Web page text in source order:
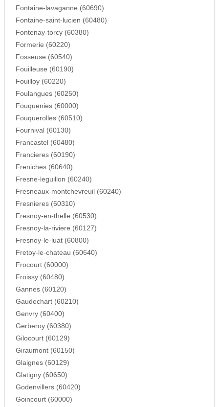
Fontaine-lavaganne (60690)
Fontaine-saint-lucien (60480)
Fontenay-torcy (60380)
Formerie (60220)
Fosseuse (60540)
Fouilleuse (60190)
Fouilloy (60220)
Foulangues (60250)
Fouquenies (60000)
Fouquerolles (60510)
Fournival (60130)
Francastel (60480)
Francieres (60190)
Freniches (60640)
Fresne-leguillon (60240)
Fresneaux-montchevreuil (60240)
Fresnieres (60310)
Fresnoy-en-thelle (60530)
Fresnoy-la-riviere (60127)
Fresnoy-le-luat (60800)
Fretoy-le-chateau (60640)
Frocourt (60000)
Froissy (60480)
Gannes (60120)
Gaudechart (60210)
Genvry (60400)
Gerberoy (60380)
Gilocourt (60129)
Giraumont (60150)
Glaignes (60129)
Glatigny (60650)
Godenvillers (60420)
Goincourt (60000)